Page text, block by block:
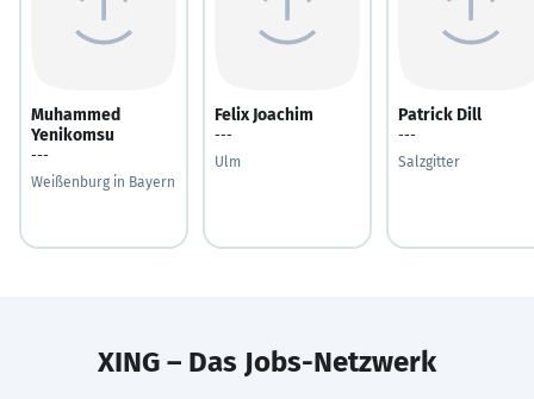
Muhammed
Yenikomsu
---
Weißenburg in Bayern
Felix Joachim
---
Ulm
Patrick Dill
---
Salzgitter
XING – Das Jobs-Netzwerk